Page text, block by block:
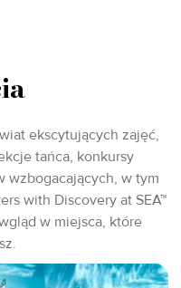
ekscytujących zajęć,
tańca, konkursy
wzbogacających, w tym
with Discovery at SEA™
w miejsca, które